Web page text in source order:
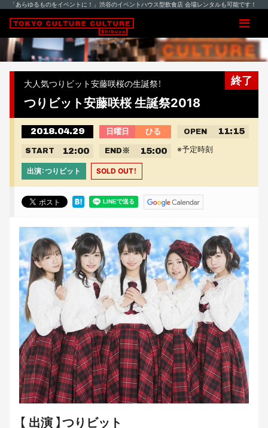
「あらゆるものをイベントに！」渋谷のイベントハウス型飲食店 会場レンタルも可能です！
終了
大人気つりビット安藤咲桜の生誕祭！
つりビット安藤咲桜 生誕祭2018
2018.04.29 日曜日 ひる OPEN 11:15
START 12:00 END ※ 15:00 ※予定時刻
出演：つりビット SOLD OUT！
【 出演 】つりビット